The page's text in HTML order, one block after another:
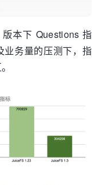
jfs -pjfs \
本下 Questions 指
业务量的压测下，指